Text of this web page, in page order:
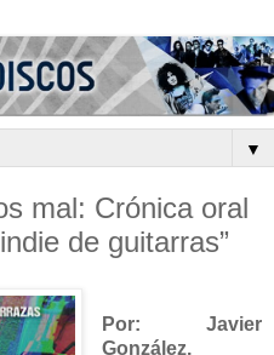
▼
mal: Crónica oral
de guitarras”
Por: Javier
González.